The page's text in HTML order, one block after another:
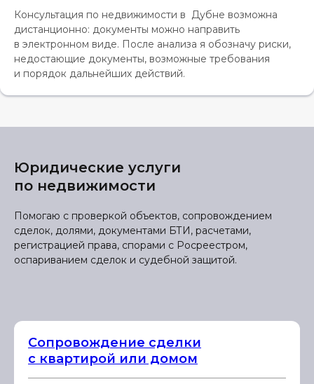
Консультация по недвижимости в Дубне возможна
дистанционно: документы можно направить
в электронном виде. После анализа я обозначу риски,
недостающие документы, возможные требования
и порядок дальнейших действий.
Юридические услуги
по недвижимости
Помогаю с проверкой объектов, сопровождением
сделок, долями, документами БТИ, расчетами,
регистрацией права, спорами с Росреестром,
оспариванием сделок и судебной защитой.
Сопровождение сделки
с квартирой или домом